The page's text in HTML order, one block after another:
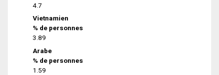
4.7
Vietnamien
% de personnes
3.89
Arabe
% de personnes
1.59